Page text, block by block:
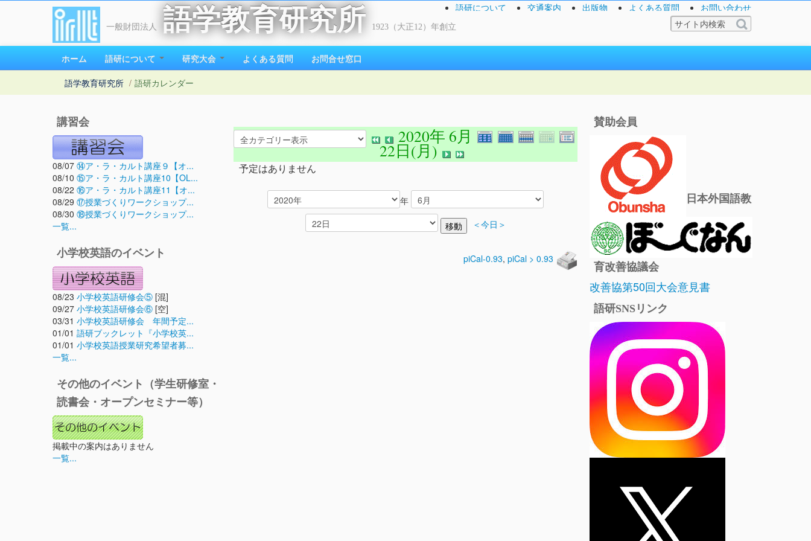
一般財団法人 語学教育研究所 1923（大正12）年創立
語研について 交通案内 出版物 よくある質問 お問い合わせ
ホーム 語研について 研究大会 よくある質問 お問合せ窓口
語学教育研究所 / 語研カレンダー
講習会
08/07 ⑭ア・ラ・カルト講座９【オ...
08/10 ⑮ア・ラ・カルト講座10【OL...
08/22 ⑯ア・ラ・カルト講座11【オ...
08/29 ⑰授業づくりワークショップ...
08/30 ⑱授業づくりワークショップ...
一覧...
小学校英語のイベント
08/23 小学校英語研修会⑤ [混]
09/27 小学校英語研修会⑥ [空]
03/31 小学校英語研修会 年間予定...
01/01 語研ブックレット『小学校英...
01/01 小学校英語授業研究希望者募...
一覧...
その他のイベント（学生研修室・
読書会・オープンセミナー等）
掲載中の案内はありません
一覧...
2020年 6月
22日(月)
予定はありません
年
＜今日＞
piCal-0.93, piCal > 0.93
賛助会員
日本外国語教
育改善協議会
改善協第50回大会意見書
語研SNSリンク